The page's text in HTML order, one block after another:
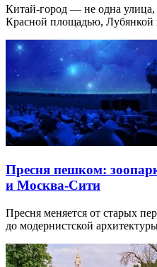
Китай-город — не одна
Красной площадью, Лубянкой
Пресня пешком:
и Москва-Сити
Пресня меняется от старых
до модернистской